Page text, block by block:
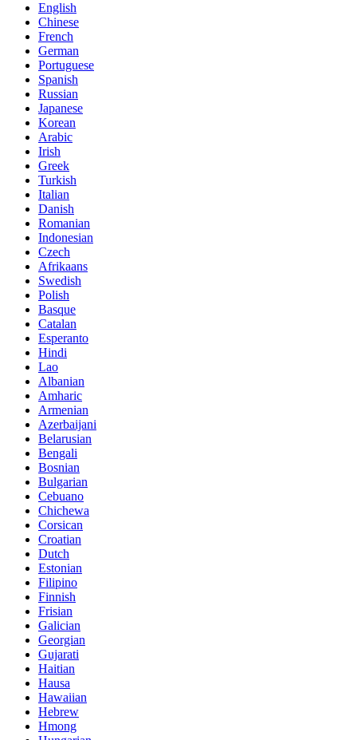
English
Chinese
French
German
Portuguese
Spanish
Russian
Japanese
Korean
Arabic
Irish
Greek
Turkish
Italian
Danish
Romanian
Indonesian
Czech
Afrikaans
Swedish
Polish
Basque
Catalan
Esperanto
Hindi
Lao
Albanian
Amharic
Armenian
Azerbaijani
Belarusian
Bengali
Bosnian
Bulgarian
Cebuano
Chichewa
Corsican
Croatian
Dutch
Estonian
Filipino
Finnish
Frisian
Galician
Georgian
Gujarati
Haitian
Hausa
Hawaiian
Hebrew
Hmong